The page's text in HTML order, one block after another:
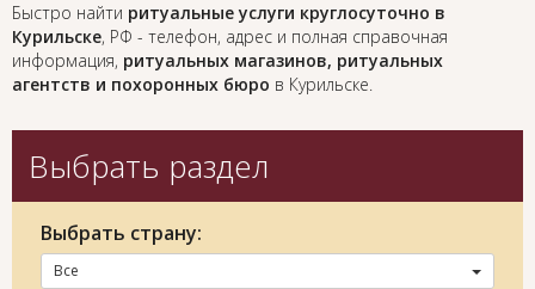
Быстро найти ритуальные услуги круглосуточно в
Курильске, РФ - телефон, адрес и полная справочная
информация, ритуальных магазинов, ритуальных
агентств и похоронных бюро в Курильске.
Выбрать раздел
Выбрать страну:
Все